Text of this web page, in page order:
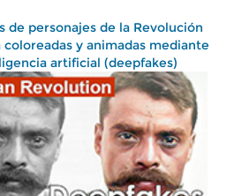
de personajes de la Revolución
coloreadas y animadas mediante
artificial (deepfakes)